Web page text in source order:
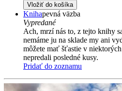
Vložiť do košíka
Knihapevná väzba
Vypredané
Ach, mrzí nás to, z tejto knihy
nemáme ju na sklade my ani
môžete mať šťastie v
nepredali posledné kusy.
Pridať do zoznamu